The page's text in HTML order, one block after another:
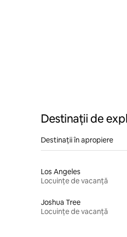
Destinații de
Destinații în apropiere
Los Angeles
Locuințe de vacanță
Joshua Tree
Locuințe de vacanță